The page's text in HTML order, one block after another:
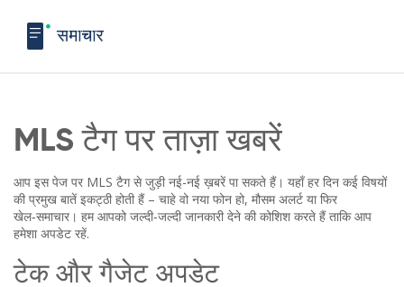
MLS टैग पर ताज़ा खबरें
आप इस पेज पर MLS टैग से जुड़ी नई-नई ख़बरें पा सकते हैं। यहाँ हर दिन कई विषयों
की प्रमुख बातें इकट्ठी होती हैं – चाहे वो नया फोन हो, मौसम अलर्ट या फिर
खेल‑समाचार। हम आपको जल्दी‑जल्दी जानकारी देने की कोशिश करते हैं ताकि आप
हमेशा अपडेट रहें.
टेक और गैजेट अपडेट